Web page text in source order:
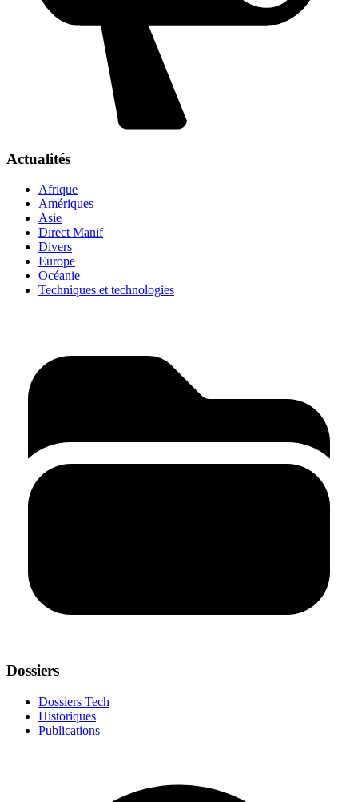
Actualités
Afrique
Amériques
Asie
Direct Manif
Divers
Europe
Océanie
Techniques et technologies
Dossiers
Dossiers Tech
Historiques
Publications